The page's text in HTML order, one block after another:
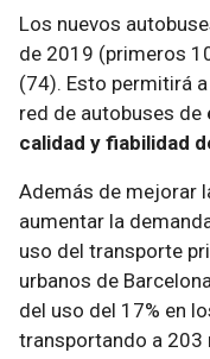
Los nuevos
de 2019 (primeros
(74). Esto permitirá
red de autobuses de
calidad y fiabilidad
Además de mejorar
aumentar la
uso del transporte
urbanos de
del uso del 17% en
transportando a 203